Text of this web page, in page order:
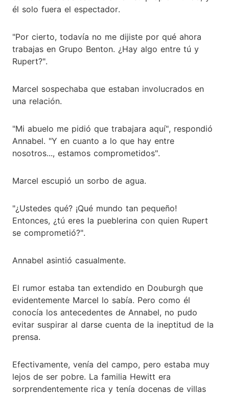
él solo fuera el espectador.
"Por cierto, todavía no me dijiste por qué ahora
trabajas en Grupo Benton. ¿Hay algo entre tú y
Rupert?".
Marcel sospechaba que estaban involucrados en
una relación.
"Mi abuelo me pidió que trabajara aquí", respondió
Annabel. "Y en cuanto a lo que hay entre
nosotros..., estamos comprometidos".
Marcel escupió un sorbo de agua.
"¿Ustedes qué? ¡Qué mundo tan pequeño!
Entonces, ¿tú eres la pueblerina con quien Rupert
se comprometió?".
Annabel asintió casualmente.
El rumor estaba tan extendido en Douburgh que
evidentemente Marcel lo sabía. Pero como él
conocía los antecedentes de Annabel, no pudo
evitar suspirar al darse cuenta de la ineptitud de la
prensa.
Efectivamente, venía del campo, pero estaba muy
lejos de ser pobre. La familia Hewitt era
sorprendentemente rica y tenía docenas de villas